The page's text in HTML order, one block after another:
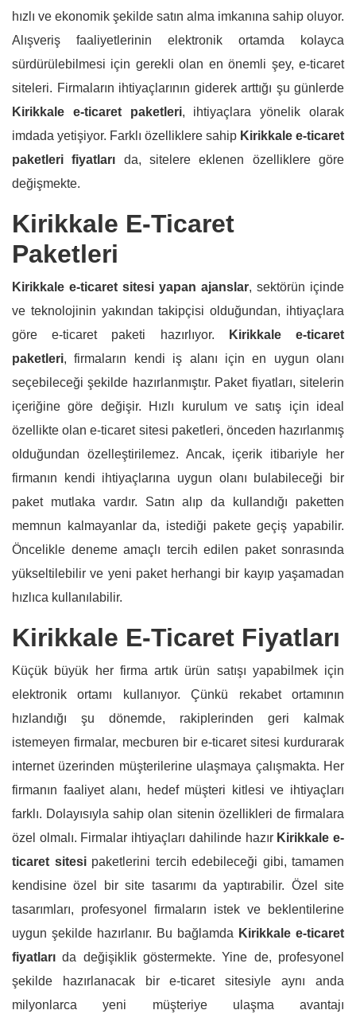
hızlı ve ekonomik şekilde satın alma imkanına sahip oluyor.
Alışveriş faaliyetlerinin elektronik ortamda kolayca
sürdürülebilmesi için gerekli olan en önemli şey, e-ticaret
siteleri. Firmaların ihtiyaçlarının giderek arttığı şu günlerde
Kirikkale e-ticaret paketleri, ihtiyaçlara yönelik olarak
imdada yetişiyor. Farklı özelliklere sahip Kirikkale e-ticaret
paketleri fiyatları da, sitelere eklenen özelliklere göre
değişmekte.
Kirikkale E-Ticaret
Paketleri
Kirikkale e-ticaret sitesi yapan ajanslar, sektörün içinde
ve teknolojinin yakından takipçisi olduğundan, ihtiyaçlara
göre e-ticaret paketi hazırlıyor.
Kirikkale e-ticaret
paketleri, firmaların kendi iş alanı için en uygun olanı
seçebileceği şekilde hazırlanmıştır. Paket fiyatları, sitelerin
içeriğine göre değişir. Hızlı kurulum ve satış için ideal
özellikte olan e-ticaret sitesi paketleri, önceden hazırlanmış
olduğundan özelleştirilemez. Ancak, içerik itibariyle her
firmanın kendi ihtiyaçlarına uygun olanı bulabileceği bir
paket mutlaka vardır. Satın alıp da kullandığı paketten
memnun kalmayanlar da, istediği pakete geçiş yapabilir.
Öncelikle deneme amaçlı tercih edilen paket sonrasında
yükseltilebilir ve yeni paket herhangi bir kayıp yaşamadan
hızlıca kullanılabilir.
Kirikkale E-Ticaret Fiyatları
Küçük büyük her firma artık ürün satışı yapabilmek için
elektronik ortamı kullanıyor. Çünkü rekabet ortamının
hızlandığı şu dönemde, rakiplerinden geri kalmak
istemeyen firmalar, mecburen bir e-ticaret sitesi kurdurarak
internet üzerinden müşterilerine ulaşmaya çalışmakta. Her
firmanın faaliyet alanı, hedef müşteri kitlesi ve ihtiyaçları
farklı. Dolayısıyla sahip olan sitenin özellikleri de firmalara
özel olmalı. Firmalar ihtiyaçları dahilinde hazır Kirikkale e-
ticaret sitesi paketlerini tercih edebileceği gibi, tamamen
kendisine özel bir site tasarımı da yaptırabilir. Özel site
tasarımları, profesyonel firmaların istek ve beklentilerine
uygun şekilde hazırlanır. Bu bağlamda Kirikkale e-ticaret
fiyatlarıda değişiklik göstermekte. Yine de, profesyonel
şekilde hazırlanacak bir e-ticaret sitesiyle aynı anda
milyonlarca yeni müşteriye ulaşma avantajı